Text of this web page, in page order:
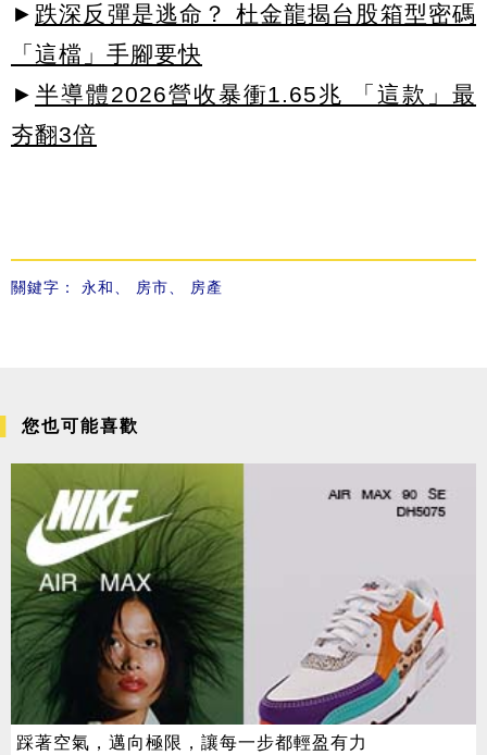
► 跌深反彈是逃命？ 杜金龍揭台股箱型密碼
「這檔」手腳要快
► 半導體2026營收暴衝1.65兆 「這款」最
夯翻3倍
關鍵字： 永和、 房市、 房產
您也可能喜歡
踩著空氣，邁向極限，讓每一步都輕盈有力